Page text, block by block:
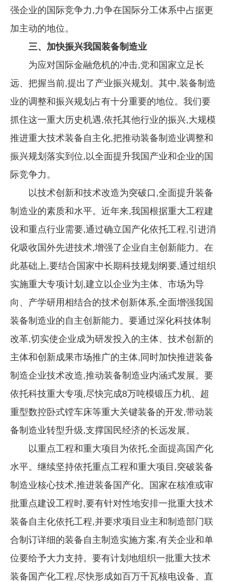
强企业的国际竞争力,力争在国际分工体系中占据更
加主动的地位。
三、加快振兴我国装备制造业
为应对国际金融危机的冲击,党和国家立足长
远、把握当前,提出了产业振兴规划。其中,装备制造
业的调整和振兴规划占有十分重要的地位。我们要
抓住这一重大历史机遇,依托其他行业的振兴,大规模
推进重大技术装备自主化,把推动装备制造业调整和
振兴规划落实到位,以全面提升我国产业和企业的国
际竞争力。
以技术创新和技术改造为突破口,全面提升装备
制造业的素质和水平。近年来,我国根据重大工程建
设和重点行业需要,通过确立国产化依托工程,引进消
化吸收国外先进技术,增强了企业自主创新能力。在
此基础上,要结合国家中长期科技规划纲要,通过组织
实施重大专项计划,建立以企业为主体、市场为导
向、产学研用相结合的技术创新体系,全面增强我国
装备制造业的自主创新能力。要通过深化科技体制
改革,切实使企业成为研发投入的主体、技术创新的
主体和创新成果市场推广的主体,同时加快推进装备
制造企业技术改造,推动装备制造业内涵式发展。要
依托科技重大专项,尽快完成8万吨模锻压力机、超
重型数控卧式镗车床等重大关键装备的开发,带动装
备制造业转型升级,支撑国民经济的长远发展。
以重点工程和重大项目为依托,全面提高国产化
水平。继续坚持依托重点工程和重大项目,突破装备
制造业核心技术,推进装备国产化。国家在核准或审
批重点建设工程时,要有针对性地安排一批重大技术
装备自主化依托工程,并要求项目业主和制造部门联
合制订详细的装备自主制造实施方案,有关企业和单
位要给予大力支持。要有计划地组织一批重大技术
装备国产化工程,尽快形成如百万千瓦核电设备、直